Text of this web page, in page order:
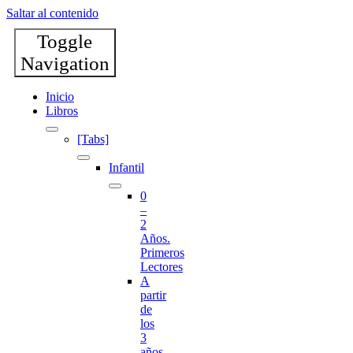
Saltar al contenido
Toggle
Navigation
Inicio
Libros
[Tabs]
Infantil
0
–
2
Años.
Primeros
Lectores
A
partir
de
los
3